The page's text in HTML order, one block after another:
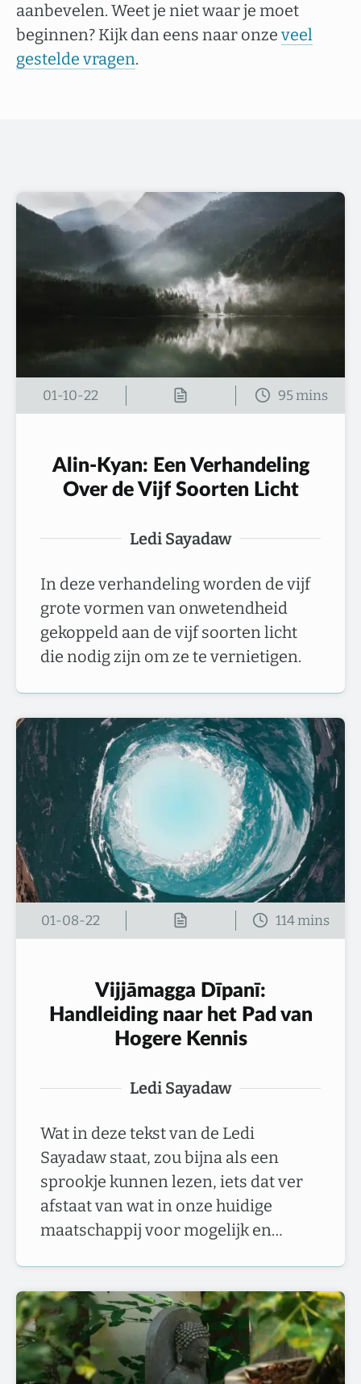
aanbevelen. Weet je niet waar je moet
beginnen? Kijk dan eens naar onze veel
gestelde vragen.
01-10-22
Alin-Kyan: Een Verhandeling
Over de Vijf Soorten Licht
Ledi Sayadaw
In deze verhandeling worden de vijf
grote vormen van onwetendheid
gekoppeld aan de vijf soorten licht
die nodig zijn om ze te vernietigen.
01-08-22
Vijjāmagga Dīpanī:
Handleiding naar het Pad van
Hogere Kennis
Ledi Sayadaw
Wat in deze tekst van de Ledi
Sayadaw staat, zou bijna als een
sprookje kunnen lezen, iets dat ver
afstaat van wat in onze huidige
maatschappij voor mogelijk en…